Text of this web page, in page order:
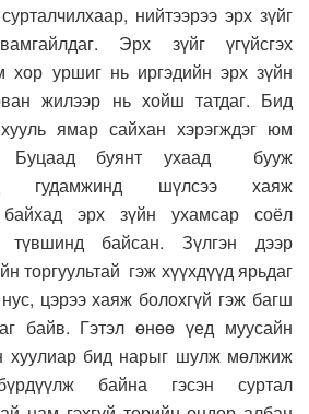
илхаар, нийтээрээ эрх зүйг
даг. Эрх зүйг үгүйсгэх
хор уршиг нь иргэдийн эрх зүйн
жилээр нь хойш татдаг. Бид
ямар сайхан хэрэгждэг юм
Буцаад буянт ухаад
бууж
гудамжинд шүлсээ хаяж
эрх зүйн ухамсар соёл
түвшинд байсан. Зүлгэн дээр
торгуультай гэж хүүхдүүд ярьдаг
цэрээ хаяж болохгүй гэж багш
байв. Гэтэл өнөө үед муусайн
хуулиар бид нарыг шулж мөлжиж
байна гэсэн суртал